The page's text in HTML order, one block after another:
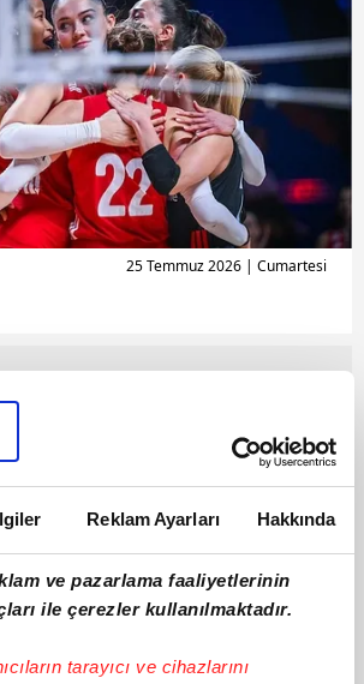
Reklam Ayarları Hakkında
ve pazarlama faaliyetlerinin
ile çerezler kullanılmaktadır.
tarayıcı ve cihazlarını
25 Temmuz 2026 | Cumartesi